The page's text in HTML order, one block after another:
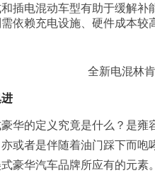
插电混动车型有助于缓解补
依赖充电设施、硬件成本较
全新电混林
华的定义究竟是什么？是
或者是伴随着油门踩下而
豪华汽车品牌所应有的元